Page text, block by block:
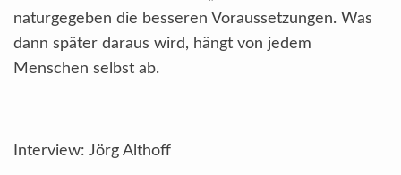
naturgegeben die besseren Voraussetzungen. Was
dann später daraus wird, hängt von jedem
Menschen selbst ab.
Interview: Jörg Althoff